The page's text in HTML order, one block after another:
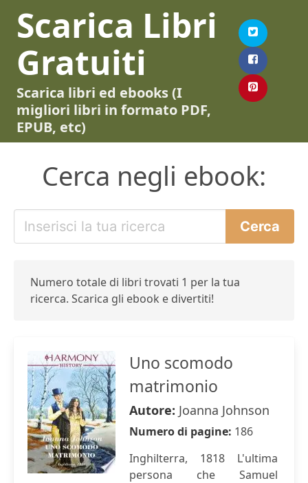
Scarica Libri
Gratuiti
Scarica libri ed ebooks (I
migliori libri in formato PDF,
EPUB, etc)
Cerca negli ebook:
Numero totale di libri trovati 1 per la tua
ricerca. Scarica gli ebook e divertiti!
Uno scomodo
matrimonio
Autore: Joanna Johnson
Numero di pagine: 186
Inghilterra, 1818 L'ultima
persona che Samuel